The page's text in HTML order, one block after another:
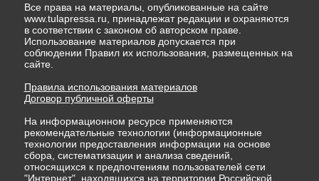
Все права на материалы, опубликованные на сайте
www.tulapressa.ru, принадлежат редакции и охраняются
в соответствии с законом об авторском праве.
Использование материалов допускается при
соблюдении Правил их использования, размещенных на
сайте.
Правила использования материалов
Договор публичной оферты
На информационном ресурсе применяются
рекомендательные технологии (информационные
технологии предоставления информации на основе
сбора, систематизации и анализа сведений,
относящихся к предпочтениям пользователей сети
"Интернет", находящихся на территории Российской